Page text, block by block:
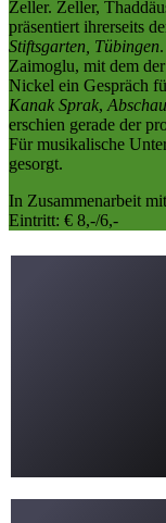
Zeller. Zeller,
präsentiert ihrerseits
Stiftsgarten, Tübingen
Zaimoglu, mit dem
Nickel ein Gespräch
Kanak Sprak,
erschien gerade der
Für musikalische
gesorgt.
In Zusammenarbeit
Eintritt: € 8,-/6,-